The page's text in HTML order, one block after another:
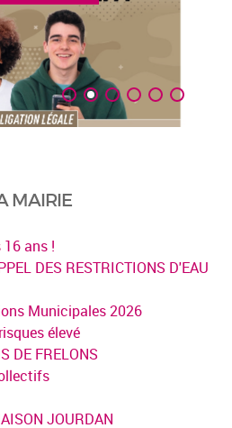
MAIRIE
16 ans !
DES RESTRICTIONS D'EAU
Municipales 2026
élevé
DE FRELONS
JOURDAN